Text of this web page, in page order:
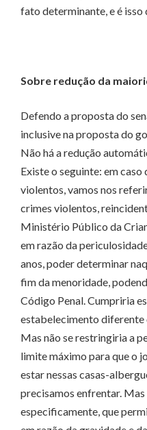
fato determinante, e é isso
Sobre redução da
Defendo a proposta do
inclusive na proposta do
Não há a redução
Existe o seguinte: em
violentos, vamos nos
crimes violentos,
Ministério Público da
em razão da
anos, poder determinar
fim da menoridade,
Código Penal. Cumpriria
estabelecimento
Mas não se restringiria a
limite máximo para que o
estar nessas casas-
precisamos enfrentar.
especificamente, que